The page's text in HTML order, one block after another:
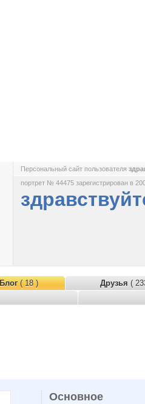
Персональный сайт пользователя
портрет № 44475 зарегистрирован в
Блог( 18 ) Друзья (
Основное